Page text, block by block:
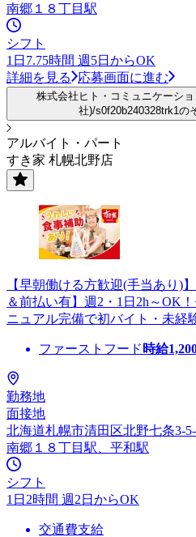
南郷１８丁目駅
シフト
1日7.75時間 週5日からOK
詳細を見る
応募画面に進む
株式会社ヒト・コミュニケーシ
社)/s0f20b240328trk1の
アルバイト・パート
すき家 札幌北野店
【早朝働ける方歓迎(手当あり
＆前払い有】週2・1日2h～OK
ニュアル完備で初バイト・未経
ファーストフード 時給
勤務地
面接地
北海道札幌市清田区北野七条3-
南郷１８丁目駅、平和駅
シフト
1日2時間 週2日からOK
交通費支給